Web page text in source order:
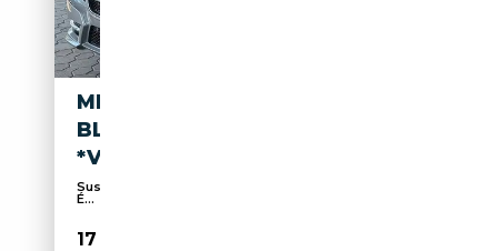
MERCEDES-BENZ CLS 250 CDI
BLUEEFF*SPUR*TOTW*BIXEN
*VOLL*AMG LINE
Suspension sport, Airbag conducteur, Pack Sport,
É...
17 990€